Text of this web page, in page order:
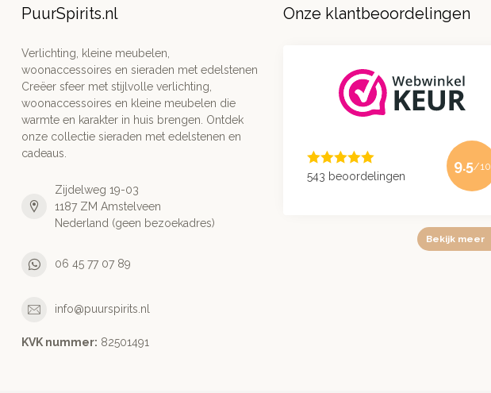
PuurSpirits.nl
Verlichting, kleine meubelen,
woonaccessoires en sieraden met edelstenen
Creëer sfeer met stijlvolle verlichting,
woonaccessoires en kleine meubelen die
warmte en karakter in huis brengen. Ontdek
onze collectie sieraden met edelstenen en
cadeaus.
Zijdelweg 19-03
1187 ZM Amstelveen
Nederland (geen bezoekadres)
06 45 77 07 89
info@puurspirits.nl
KVK nummer: 82501491
Onze klantbeoordelingen
543 beoordelingen
9.5/10
Bekijk meer